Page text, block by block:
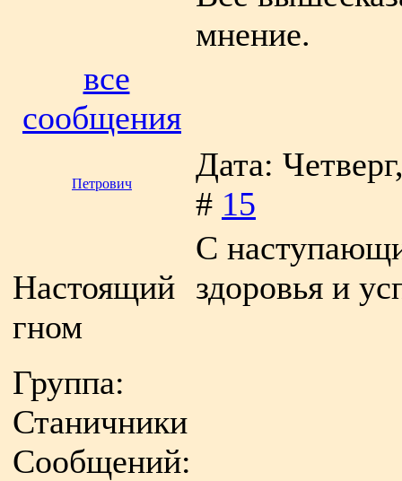
мнение.
все
сообщения
Петрович
Дата:
# 15
Настоящий
гном
Группа:
Станичники
Сообщений:
С
здоровья и